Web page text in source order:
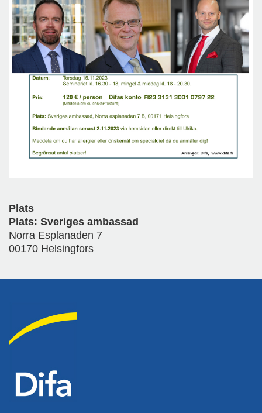
Plats
Plats: Sveriges ambassad
Norra Esplanaden 7
00170 Helsingfors